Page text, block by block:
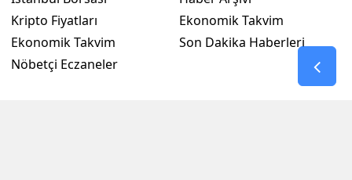
Kripto Fiyatları
Ekonomik Takvim
Nöbetçi Eczaneler
Ekonomik Takvim
Son Dakika Haberleri